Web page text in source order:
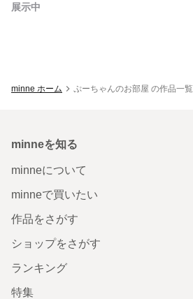
展示中
minne ホーム ぷーちゃんのお部屋 の作品一覧
minneを知る
minneについて
minneで買いたい
作品をさがす
ショップをさがす
ランキング
特集